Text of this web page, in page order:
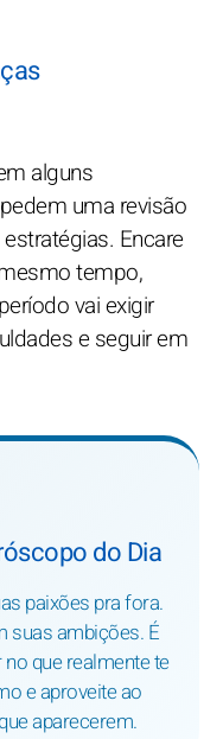
alguns
uma revisão
Encare
tempo,
vai exigir
e seguir em
do Dia
paixões pra fora.
suas ambições. É
que realmente te
e aproveite ao
aparecerem.